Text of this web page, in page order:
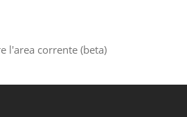
l'area corrente (beta)